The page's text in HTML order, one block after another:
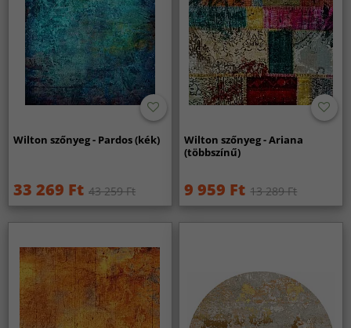
Wilton szőnyeg - Pardos (kék)
33 269 Ft 43 259 Ft
Wilton szőnyeg - Ariana
(többszínű)
9 959 Ft 13 289 Ft